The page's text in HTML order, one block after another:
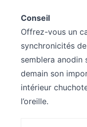
Conseil
Offrez-vous un
synchronicités
semblera anodin
demain son
intérieur
l’oreille.